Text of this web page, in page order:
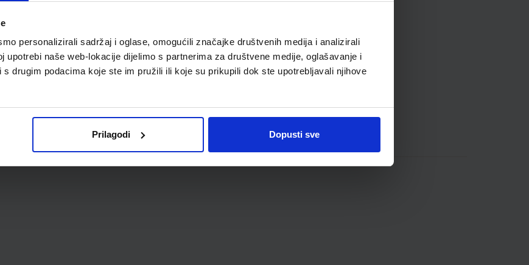
personalizirali sadržaj i oglase, omogućili značajke društvenih medija i analizirali
upotrebi naše web-lokacije dijelimo s partnerima za društvene medije, oglašavanje i
s drugim podacima koje ste im pružili ili koje su prikupili dok ste upotrebljavali njihove
Prilagodi Dopusti sve